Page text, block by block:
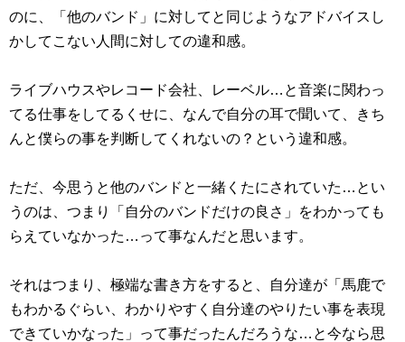
のに、「他のバンド」に対してと同じようなアドバイスし
かしてこない人間に対しての違和感。
ライブハウスやレコード会社、レーベル…と音楽に関わっ
てる仕事をしてるくせに、なんで自分の耳で聞いて、きち
んと僕らの事を判断してくれないの？という違和感。
ただ、今思うと他のバンドと一緒くたにされていた…とい
うのは、つまり「自分のバンドだけの良さ」をわかっても
らえていなかった…って事なんだと思います。
それはつまり、極端な書き方をすると、自分達が「馬鹿で
もわかるぐらい、わかりやすく自分達のやりたい事を表現
できていかなった」って事だったんだろうな…と今なら思